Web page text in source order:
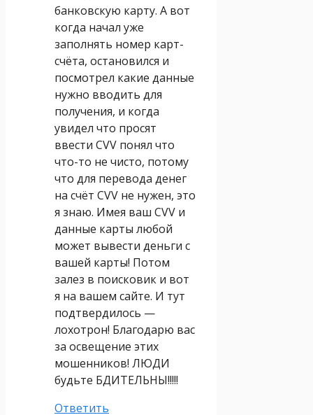
банковскую карту. А вот
когда начал уже
заполнять номер карт-
счёта, остановился и
посмотрел какие данные
нужно вводить для
получения, и когда
увидел что просят
ввести CVV понял что
что-то не чисто, потому
что для перевода денег
на счёт CVV не нужен, это
я знаю. Имея ваш CVV и
данные карты любой
может вывести деньги с
вашей карты! Потом
залез в поисковик и вот
я на вашем сайте. И тут
подтвердилось —
лохотрон! Благодарю вас
за освещение этих
мошенников! ЛЮДИ
будьте БДИТЕЛЬНЫ!!!!!
Ответить